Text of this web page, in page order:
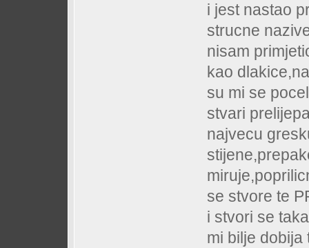
i jest nastao
strucne
nisam
kao
su mi se
stvari
najvecu
se stvore te
i stvori se
mi bilje